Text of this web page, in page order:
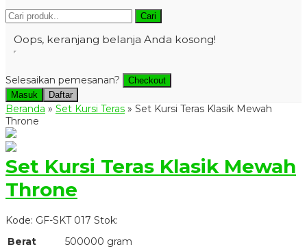
Cari
Oops, keranjang belanja Anda kosong!
Selesaikan pemesanan?
Checkout
Masuk
Daftar
Beranda » Set Kursi Teras » Set Kursi Teras Klasik Mewah
Throne
Set Kursi Teras Klasik Mewah
Throne
Kode: GF-SKT 017 Stok:
Berat
500000 gram